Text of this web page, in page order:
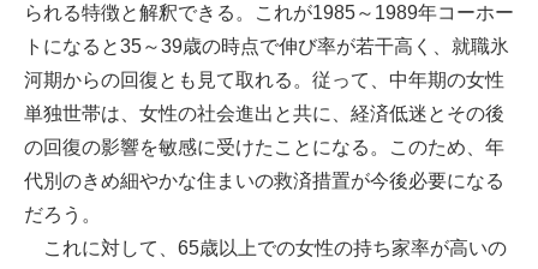
られる特徴と解釈できる。これが1985～1989年コーホー
トになると35～39歳の時点で伸び率が若干高く、就職氷
河期からの回復とも見て取れる。従って、中年期の女性
単独世帯は、女性の社会進出と共に、経済低迷とその後
の回復の影響を敏感に受けたことになる。このため、年
代別のきめ細やかな住まいの救済措置が今後必要になる
だろう。
これに対して、65歳以上での女性の持ち家率が高いの